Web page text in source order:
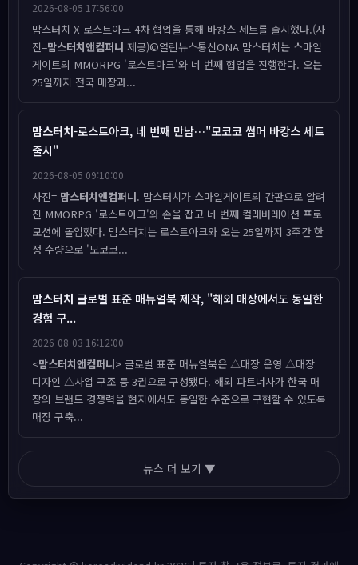
2026-08-05 17:56:00
맘스터치 X 로스트아크 4차 협업을 통해 바캉스 세트를 출시했다.(사
진=맘스터치앤컴퍼니 제공)©열린뉴스통신ONA 맘스터치는 스마일
게이트의 MMORPG '로스트아크'와 네 번째 협업을 진행한다. 오는
25일까지 전국 매장과...
맘스터치-로스트아크, 네 번째 만남…"모코코 썸머 바캉스 세트
출시"
2026-08-05 09:10:00
사진= 맘스터치앤컴퍼니. 맘스터치가 스마일게이트의 간판으로 알려
진 MMORPG '로스트아크'와 손을 잡고 네 번째 컬래버레이션 프로
모션에 돌입했다. 맘스터치는 로스트아크와 오는 25일까지 3주간 한
정 수량으로 '모코코...
맘스터치 글로벌 표준 매뉴얼북 제작, "해외 매장에서도 동일한
경험 구...
2026-08-03 16:12:00
<맘스터치앤컴퍼니> 글로벌 표준 매뉴얼북은 △매장 운영 △매장
디자인 △사업 구조 등 3권으로 구성됐다. 해외 파트너사가 한국 매
장의 브랜드 경쟁력을 현지에서도 동일한 수준으로 구현할 수 있도록
매장 구축...
뉴스 더 보기 ▼